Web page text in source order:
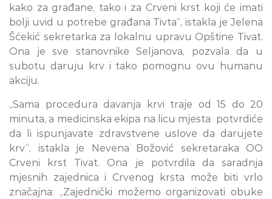
kako za građane, tako i za Crveni krst koji će imati
bolji uvid u potrebe građana Tivta“, istakla je Jelena
Šćekić sekretarka za lokalnu upravu Opštine Tivat.
Ona je sve stanovnike Seljanova, pozvala da u
subotu daruju krv i tako pomognu ovu humanu
akciju.
„Sama procedura davanja krvi traje od 15 do 20
minuta, a medicinska ekipa na licu mjesta potvrdiće
da li ispunjavate zdravstvene uslove da darujete
krv“, istakla je Nevena Božović sekretaraka OO
Crveni krst Tivat. Ona je potvrdila da saradnja
mjesnih zajednica i Crvenog krsta može biti vrlo
značajna: „Zajednički možemo organizovati obuke